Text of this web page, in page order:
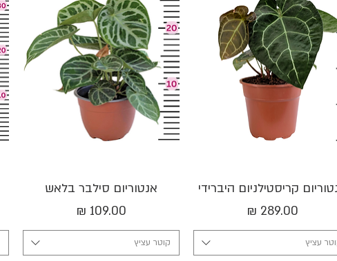
תצוגה מהירה
קריסטילניום היברידי
מחיר
עציץ
תצוגה מהירה
אנטוריום סילבר בלאש
מחיר
קוטר עציץ